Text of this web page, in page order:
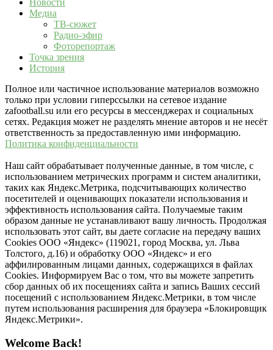
Новости
Медиа
ТВ-сюжет
Радио-эфир
Фоторепортаж
Точка зрения
История
Полное или частичное использование материалов возможно
только при условии гиперссылки на сетевое издание
zafootball.su или его ресурсы в мессенджерах и социальных
сетях. Редакция может не разделять мнение авторов и не несёт
ответственность за предоставленную ими информацию.
Политика конфиденциальности
Наш сайт обрабатывает полученные данные, в том числе, с
использованием метрических программ и систем аналитики,
таких как Яндекс.Метрика, подсчитывающих количество
посетителей и оценивающих показатели использования и
эффективность использования сайта. Получаемые таким
образом данные не устанавливают вашу личность. Продолжая
использовать этот сайт, вы даете согласие на передачу ваших
Cookies ООО «Яндекс» (119021, город Москва, ул. Льва
Толстого, д.16) и обработку ООО «Яндекс» и его
аффилированным лицами данных, содержащихся в файлах
Cookies. Информируем Вас о том, что вы можете запретить
сбор данных об их посещениях сайта и запись Ваших сессий
посещений с использованием Яндекс.Метрики, в том числе
путем использования расширения для браузера «Блокировщик
Яндекс.Метрики».
Welcome Back!